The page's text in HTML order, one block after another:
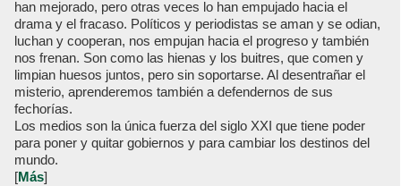
han mejorado, pero otras veces lo han empujado hacia el
drama y el fracaso. Políticos y periodistas se aman y se odian,
luchan y cooperan, nos empujan hacia el progreso y también
nos frenan. Son como las hienas y los buitres, que comen y
limpian huesos juntos, pero sin soportarse. Al desentrañar el
misterio, aprenderemos también a defendernos de sus
fechorías.
Los medios son la única fuerza del siglo XXI que tiene poder
para poner y quitar gobiernos y para cambiar los destinos del
mundo.
[Más]